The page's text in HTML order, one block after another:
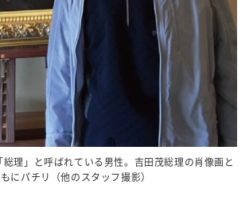
理」と呼ばれている男性。吉田茂総理の肖像画と
にパチリ（他のスタッフ撮影）